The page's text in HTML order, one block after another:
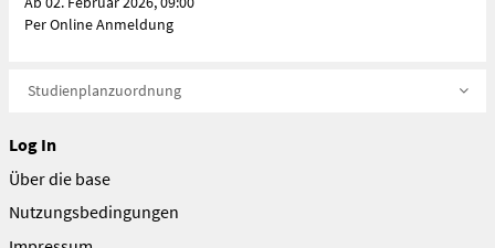
Per Online Anmeldung
Studienplanzuordnung
Log In
Über die base
Nutzungsbedingungen